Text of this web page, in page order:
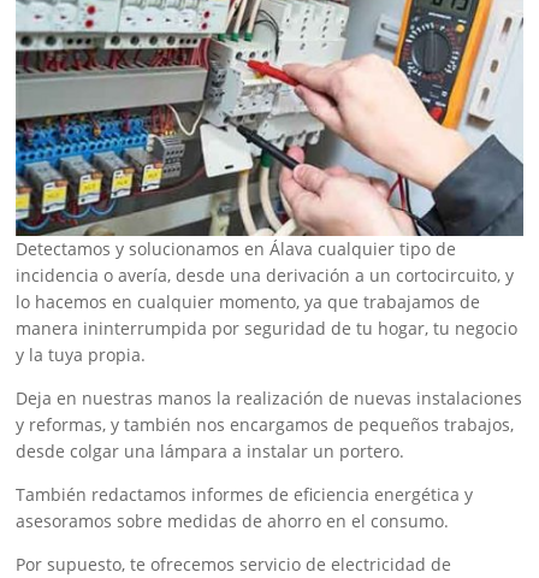
Detectamos y solucionamos en Álava cualquier tipo de
incidencia o avería, desde una derivación a un cortocircuito, y
lo hacemos en cualquier momento, ya que trabajamos de
manera ininterrumpida por seguridad de tu hogar, tu negocio
y la tuya propia.
Deja en nuestras manos la realización de nuevas instalaciones
y reformas, y también nos encargamos de pequeños trabajos,
desde colgar una lámpara a instalar un portero.
También redactamos informes de eficiencia energética y
asesoramos sobre medidas de ahorro en el consumo.
Por supuesto, te ofrecemos servicio de electricidad de